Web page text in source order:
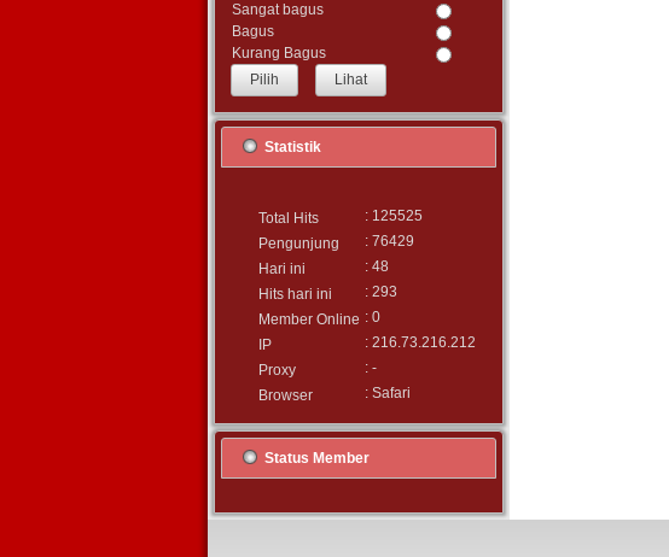
Sangat bagus
Bagus
Kurang Bagus
Lihat
Statistik
Total Hits
: 125525
Pengunjung
: 76429
Hari ini
: 48
Hits hari ini
: 293
Member Online : 0
IP
: 216.73.216.212
Proxy
: -
Browser
: Safari
Status Member